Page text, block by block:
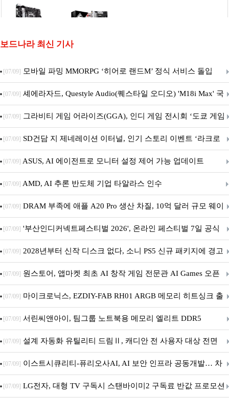
보드나라 최신 기사
[07/09] 모바일 파밍 MMORPG ‘히어로 랜드M’ 정식 서비스 돌입
[07/09] 셰에라자드, Questyle Audio(퀘스타일 오디오) 'M18i Max' 국
내 정식 출시
[07/09] 그라비티 게임 어라이즈(GGA), 인디 게임 전시회 ‘도쿄 게임
던전 13’ 참가!
[07/09] SD건담 지 제네레이션 이터널, 인기 스토리 이벤트 ‘라크로
아의 용사’ 재개최 및 풍성한 기념 이벤트 실시!
[07/09] ASUS, AI 에이전트로 모니터 설정 제어 가능 업데이트
[07/09] AMD, AI 추론 반도체 기업 타알라스 인수
[07/09] DRAM 부족에 애플 A20 Pro 생산 차질, 10억 달러 규모 웨이
퍼 대기
[07/09] '부산인디커넥트페스티벌 2026', 온라인 페스티벌 7일 공식
개막... 22일간 진행
[07/09] 2028년부터 신작 디스크 없다, 소니 PS5 신규 패키지에 경고
문 추가
[07/09] 원스토어, 앱마켓 최초 AI 창작 게임 전문관 AI Games 오픈
[07/09] 마이크로닉스, EZDIY-FAB RH01 ARGB 메모리 히트싱크 출
시
[07/09] 서린씨앤아이, 팀그룹 노트북용 메모리 엘리트 DDR5
5600MHz 16GB 출시
[07/09] 설계 자동화 유틸리티 드림Ⅱ, 캐디안 전 사용자 대상 전면
무상 배포
[07/09] 이스트시큐리티-퓨리오사AI, AI 보안 인프라 공동개발… 차
세대 AI 보안 플랫폼 구축
[07/09] LG전자, 대형 TV 구독시 스탠바이미2 구독료 반값 프로모션